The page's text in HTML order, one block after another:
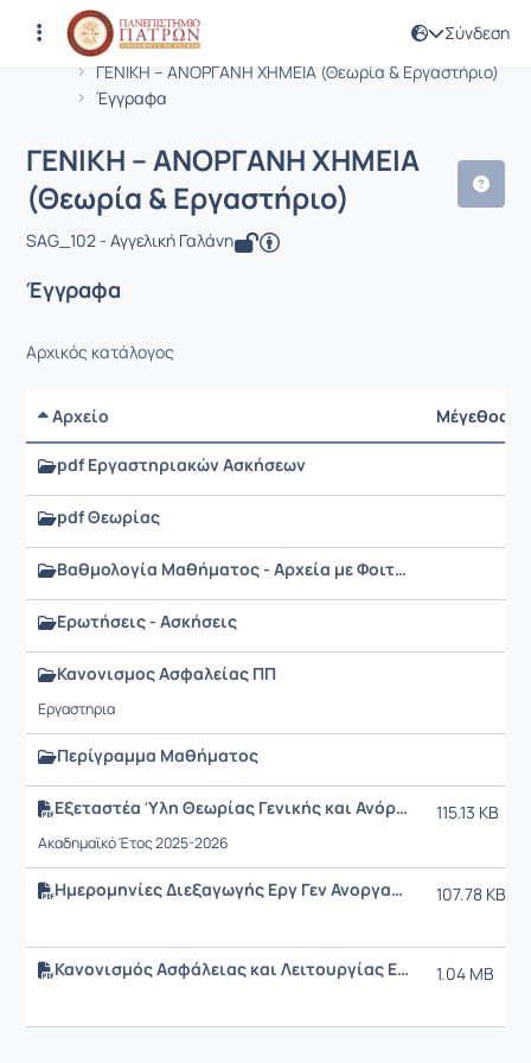
Σύνδεση
Αρχική Σελίδα
ΓΕΝΙΚΗ – ΑΝΟΡΓΑΝΗ ΧΗΜΕΙΑ (Θεωρία & Εργαστήριο)
Έγγραφα
Μάθημα : ΓΕΝΙΚΗ – ΑΝΟΡΓΑΝΗ
Κωδικός : SUST108
ΓΕΝΙΚΗ – ΑΝΟΡΓΑΝΗ ΧΗΜΕΙΑ
(Θεωρία & Εργαστήριο)
SAG_102 - Αγγελική Γαλάνη
Έγγραφα
Αρχικός κατάλογος
Αρχείο Μέγεθος
pdf Εργαστηριακών Ασκήσεων
pdf Θεωρίας
Βαθμολογία Μαθήματος - Αρχεία με Φοιτητές/τριες που κατοχύρωσαν από παρουσίες το Εργαστήριο
Ερωτήσεις - Ασκήσεις
Κανονισμος Ασφαλείας ΠΠ
Εργαστηρια
Περίγραμμα Μαθήματος
Εξεταστέα Ύλη Θεωρίας Γενικής και Ανόργανης Χημείας SAG_102
Ακαδημαϊκό Έτος 2025-2026
115.13 KB
Ημερομηνίες Διεξαγωγής Εργ Γεν Ανοργανης Χημείας 2025 2026.pdf 107.78 KB
Κανονισμός Ασφάλειας και Λειτουργίας Εργαστηρίου Γενικής & Ανόργανης Χημείας 1.04 MB